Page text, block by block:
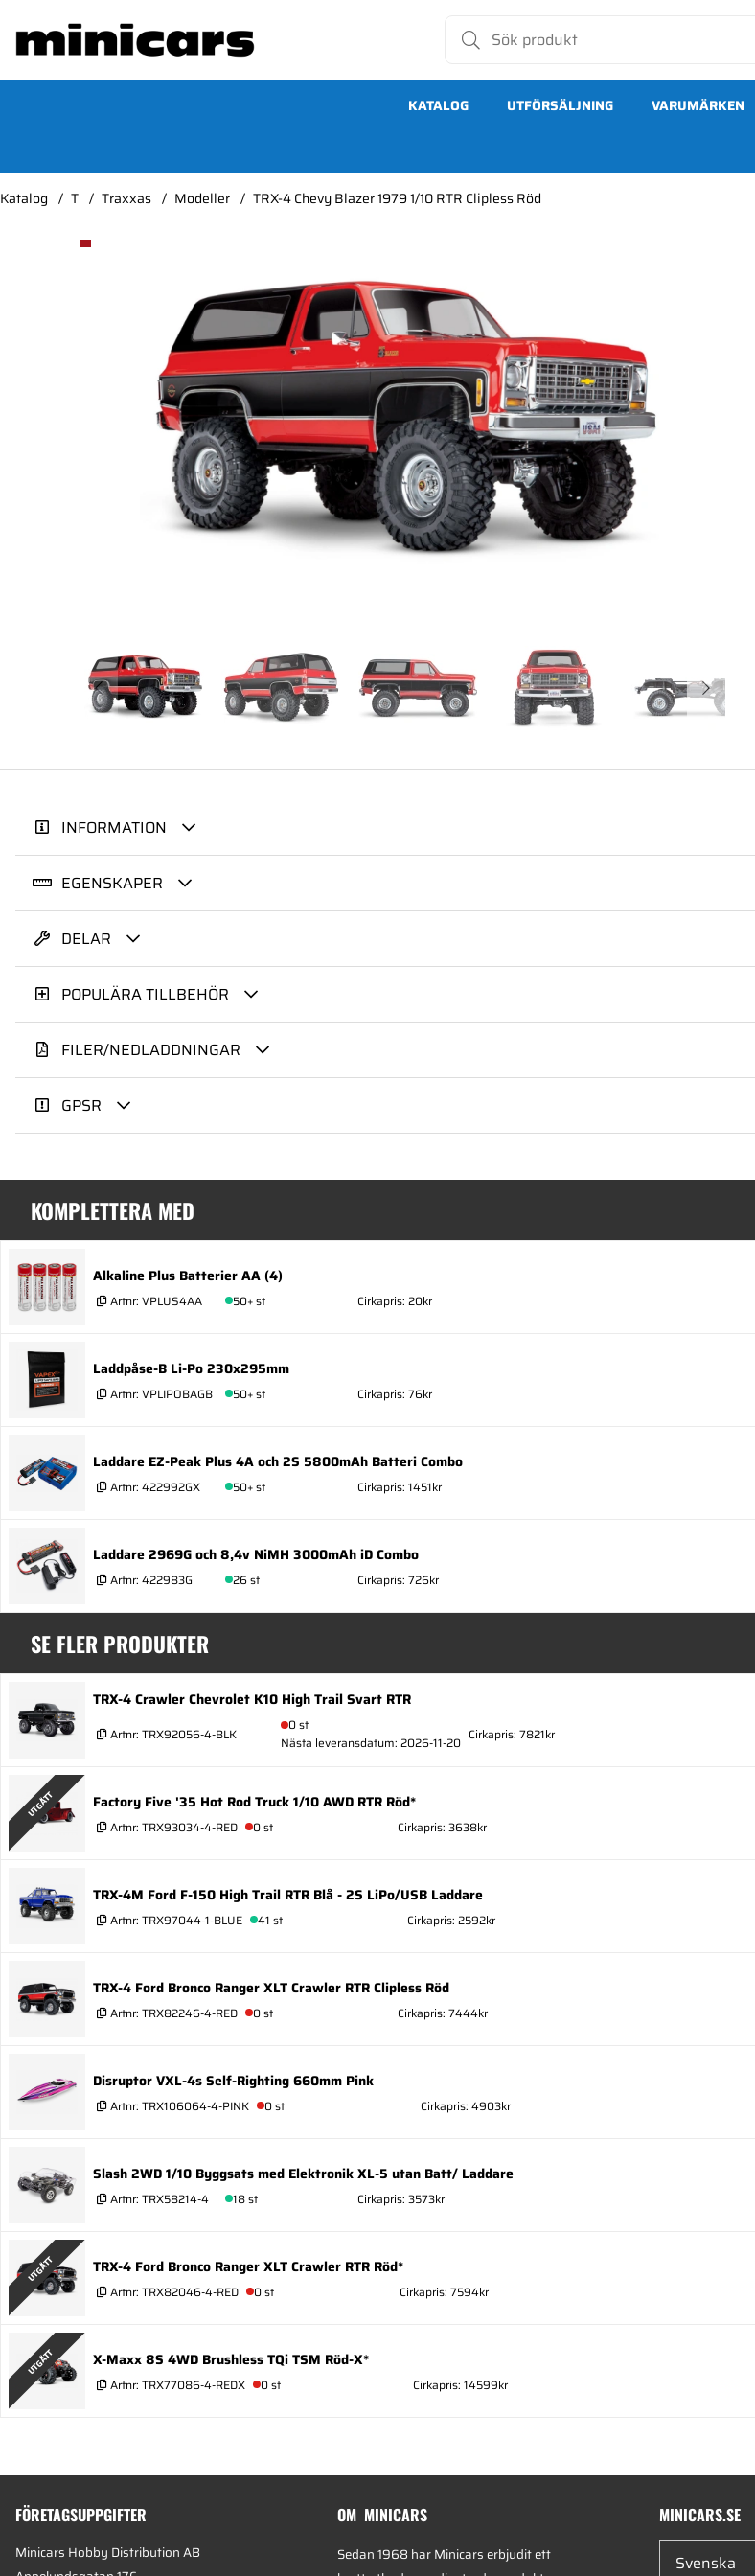
KATALOG UTFÖRSÄLJNING VARUMÄRKEN
Katalog T Traxxas Modeller TRX-4 Chevy Blazer 1979 1/10 RTR Clipless Röd
Produktbilder TRX-4 Chevy Blazer 1979 1/10 RTR Clipless Röd
INFORMATION
EGENSKAPER
DELAR
POPULÄRA TILLBEHÖR
FILER/NEDLADDNINGAR
GPSR
KOMPLETTERA MED
Alkaline Plus Batterier AA (4)
Artnr: VPLUS4AA 50+ st Cirkapris: 20kr
Laddpåse-B Li-Po 230x295mm
Artnr: VPLIPOBAGB 50+ st Cirkapris: 76kr
Laddare EZ-Peak Plus 4A och 2S 5800mAh Batteri Combo
Artnr: 422992GX 50+ st Cirkapris: 1451kr
Laddare 2969G och 8,4v NiMH 3000mAh iD Combo
Artnr: 422983G 26 st Cirkapris: 726kr
SE FLER PRODUKTER
TRX-4 Crawler Chevrolet K10 High Trail Svart RTR
Artnr: TRX92056-4-BLK
0 st
Nästa leveransdatum: 2026-11-20 Cirkapris: 7821kr
UTGÅTT Factory Five '35 Hot Rod Truck 1/10 AWD RTR Röd*
Artnr: TRX93034-4-RED 0 st Cirkapris: 3638kr
TRX-4M Ford F-150 High Trail RTR Blå - 2S LiPo/USB Laddare
Artnr: TRX97044-1-BLUE 41 st Cirkapris: 2592kr
TRX-4 Ford Bronco Ranger XLT Crawler RTR Clipless Röd
Artnr: TRX82246-4-RED 0 st Cirkapris: 7444kr
Disruptor VXL-4s Self-Righting 660mm Pink
Artnr: TRX106064-4-PINK 0 st Cirkapris: 4903kr
Slash 2WD 1/10 Byggsats med Elektronik XL-5 utan Batt/ Laddare
Artnr: TRX58214-4 18 st Cirkapris: 3573kr
UTGÅTT TRX-4 Ford Bronco Ranger XLT Crawler RTR Röd*
Artnr: TRX82046-4-RED 0 st Cirkapris: 7594kr
UTGÅTT X-Maxx 8S 4WD Brushless TQi TSM Röd-X*
Artnr: TRX77086-4-REDX 0 st Cirkapris: 14599kr
FÖRETAGSUPPGIFTER
Minicars Hobby Distribution AB
OM MINICARS
Sedan 1968 har Minicars erbjudit ett
MINICARS.SE
Svenska